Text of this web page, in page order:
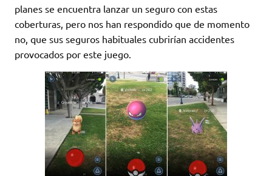
planes se encuentra lanzar un seguro con estas
coberturas, pero nos han respondido que de momento
no, que sus seguros habituales cubrirían accidentes
provocados por este juego.